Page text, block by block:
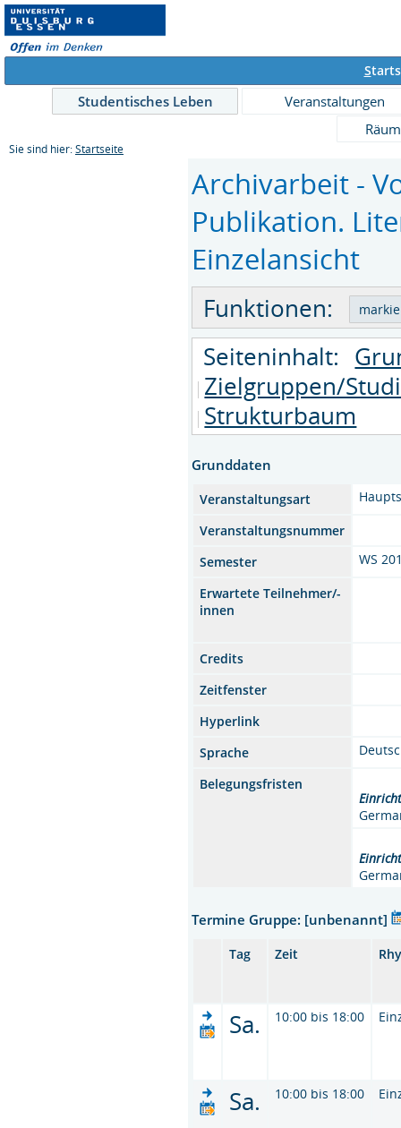
S
Studentisches Leben
Veranstaltungen
Sie sind hier: Startseite
Archivarbeit -
Publikation.
Einzelansicht
Funktionen:
Seiteninhalt:
Zielgruppen/
Strukturbaum
Grunddaten
Veranstaltungsart
Veranstaltungsnummer
Semester
WS
Erwartete Teilnehmer/-
innen
Credits
Zeitfenster
Hyperlink
Sprache
Belegungsfristen
Termine Gruppe: [unbenannt]
Tag Zeit
Sa. 10:00 bis 18:00
Sa. 10:00 bis 18:00